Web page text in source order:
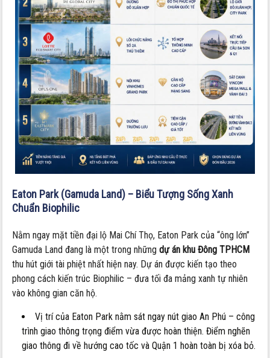
Eaton Park (Gamuda Land) – Biểu Tượng Sống Xanh
Chuẩn Biophilic
Nằm ngay mặt tiền đại lộ Mai Chí Thọ, Eaton Park của “ông lớn”
Gamuda Land đang là một trong nhữngdự án khu Đông TPHCM
thu hút giới tài phiệt nhất hiện nay. Dự án được kiến tạo theo
phong cách kiến trúc Biophilic – đưa tối đa mảng xanh tự nhiên
vào không gian căn hộ.
Vị trí của Eaton Park nằm sát ngay nút giao An Phú – công
trình giao thông trọng điểm vừa được hoàn thiện. Điểm nghẽn
giao thông đi về hướng cao tốc và Quận 1 hoàn toàn bị xóa bỏ.